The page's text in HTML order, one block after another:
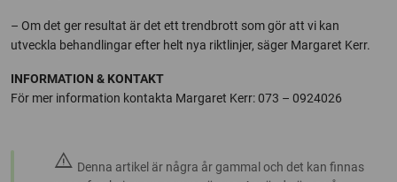
– Om det ger resultat är det ett trendbrott som gör att vi kan
utveckla behandlingar efter helt nya riktlinjer, säger Margaret Kerr.
INFORMATION & KONTAKT
För mer information kontakta Margaret Kerr: 073 – 0924026
warning Denna artikel är några år gammal och det kan finnas